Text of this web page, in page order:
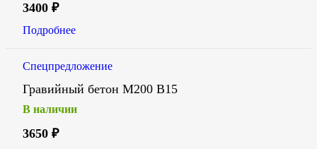
3400 ₽
Подробнее
Спецпредложение
Гравийный бетон М200 В15
В наличии
3650 ₽